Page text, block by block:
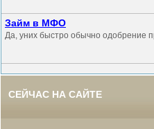
Займ в МФО
Да, уних быстро обычно одобрение
СЕЙЧАС НА САЙТЕ